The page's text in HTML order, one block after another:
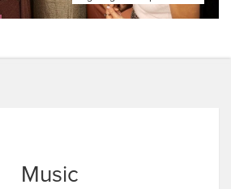
Music